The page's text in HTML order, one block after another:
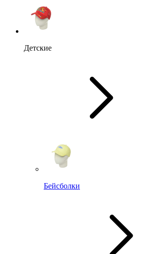
Детские
Бейсболки